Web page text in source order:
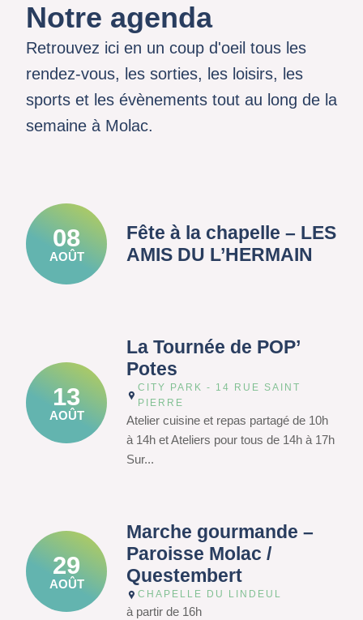
Notre agenda
Retrouvez ici en un coup d'oeil tous les
rendez-vous, les sorties, les loisirs, les
sports et les évènements tout au long de la
semaine à Molac.
08
AOÛT
Fête à la chapelle – LES
AMIS DU L’HERMAIN
13
AOÛT
La Tournée de POP’
Potes
CITY PARK - 14 RUE SAINT
PIERRE
Atelier cuisine et repas partagé de 10h
à 14h et Ateliers pour tous de 14h à 17h
Sur...
29
AOÛT
Marche gourmande –
Paroisse Molac /
Questembert
CHAPELLE DU LINDEUL
à partir de 16h